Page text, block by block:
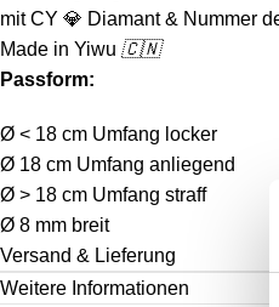
mit CY 💎 Diamant & Nummer
Made in Yiwu 🇨🇳
Passform:
Ø < 18 cm Umfang locker
Ø 18 cm Umfang anliegend
Ø > 18 cm Umfang straff
Ø 8 mm breit
Versand & Lieferung
Weitere Informationen